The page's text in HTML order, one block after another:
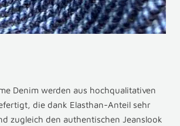
Denim werden aus hochqualitativen
die dank Elasthan-Anteil sehr
zugleich den authentischen Jeanslook